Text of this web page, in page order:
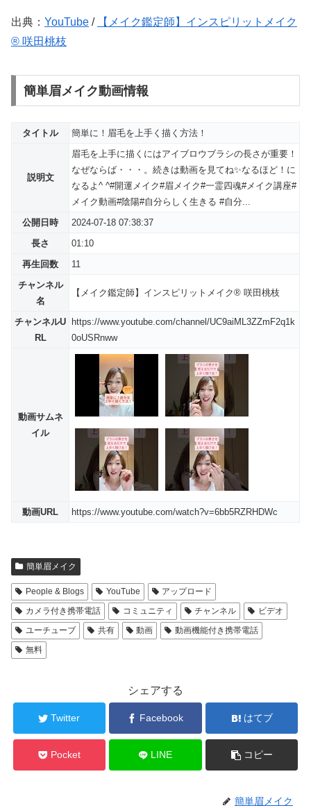
出典： YouTube /
【メイク鑑定師】インスピリットメイク
® 咲田桃枝
簡単眉メイク動画情報
タイトル 簡単に！眉毛を上手く描く方法！
説明文
眉毛を上手に描くにはアイブロウブラシの長さが重要！
なぜならば・・・。続きは動画を見てね✨なるほど！に
なるよ^ ^#開運メイク#眉メイク#一霊四魂#メイク講座#
メイク動画#陰陽#自分らしく生きる #自分...
公開日時
2024-07-18 07:38:37
長さ
01:10
再生回数
11
チャンネル
名
【メイク鑑定師】インスピリットメイク® 咲田桃枝
チャンネルU
RL
https://www.youtube.com/channel/UC9aiML3ZZmF2q1k
0oUSRnww
動画サムネ
イル
動画URL https://www.youtube.com/watch?v=6bb5RZRHDWc
簡単眉メイク
People & Blogs YouTube
アップロード
カメラ付き携帯電話
コミュニティ チャンネル
ビデオ
ユーチューブ
共有 動画
動画機能付き携帯電話
無料
シェアする
Twitter Facebook はてブ
Pocket LINE コピー
簡単眉メイク